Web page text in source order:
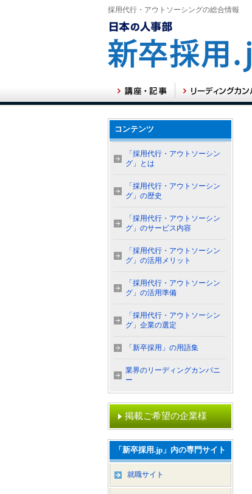
採用代行・アウトソーシングの総合情報
コンテンツ
「採用代行・アウトソーシン
グ」とは
「採用代行・アウトソーシン
グ」の歴史
「採用代行・アウトソーシン
グ」のサービス内容
「採用代行・アウトソーシン
グ」の活用メリット
「採用代行・アウトソーシン
グ」の活用準備
「採用代行・アウトソーシン
グ」企業の選定
「新卒採用」の用語集
業界のリーディングカンパニ
ー
掲載ご希望の企業様
「新卒採用.jp」内の専門サイト
就職サイト